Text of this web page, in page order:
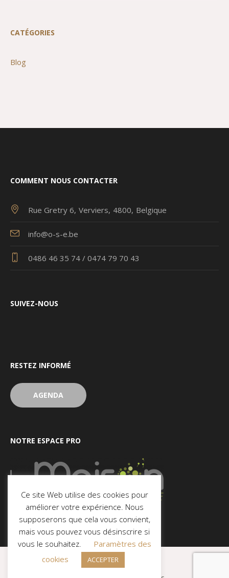
CATÉGORIES
Blog
COMMENT NOUS CONTACTER
Rue Gretry 6 Verviers 4800 Belgique
info@o-s-e.be
0486 46 35 74 / 0474 79 70 43
SUIVEZ-NOUS
RESTEZ INFORMÉ
AGENDA
NOTRE ESPACE PRO
Ce site Web utilise des cookies pour
améliorer votre expérience. Nous
supposerons que cela vous convient,
mais vous pouvez vous désinscrire si
vous le souhaitez.
Paramètres des
cookies
ACCEPTER